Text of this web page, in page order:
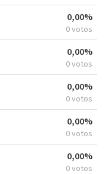
0,00%
0 votos
0,00%
0 votos
0,00%
0 votos
0,00%
0 votos
0,00%
0 votos